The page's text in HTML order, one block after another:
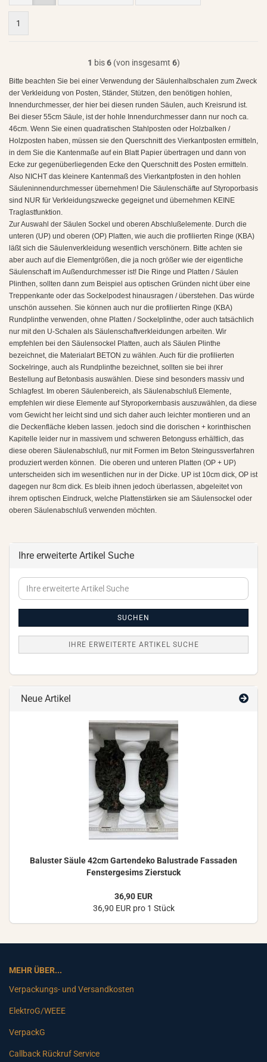
1
1 bis6(von insgesamt 6)
Bitte beachten Sie bei einer Verwendung der Säulenhalbschalen zum Zweck
der Verkleidung von Posten, Ständer, Stützen, den benötigen hohlen,
Innendurchmesser, der hier bei diesen runden Säulen, auch Kreisrund ist.
Bei dieser 55cm Säule, ist der hohle Innendurchmesser dann nur noch ca.
46cm. Wenn Sie einen quadratischen Stahlposten oder Holzbalken /
Holzposten haben, müssen sie den Querschnitt des Vierkantposten ermitteln,
in dem Sie die Kantenmaße auf ein Blatt Papier übertragen und dann von
Ecke zur gegenüberliegenden Ecke den Querschnitt des Posten ermitteln.
Also NICHT das kleinere Kantenmaß des Vierkantpfosten in den hohlen
Säuleninnendurchmesser übernehmen! Die Säulenschäfte auf Styroporbasis
sind NUR für Verkleidungszwecke gegeignet und übernehmen KEINE
Traglastfunktion.
Zur Auswahl der Säulen Sockel und oberen Abschlußelemente. Durch die
unteren (UP) und oberen (OP) Platten, wie auch die profilierten Ringe (KBA)
läßt sich die Säulenverkleidung wesentlich verschönern. Bitte achten sie
aber auch auf die Elementgrößen, die ja noch größer wie der eigentliche
Säulenschaft im Außendurchmesser ist! Die Ringe und Platten / Säulen
Plinthen, sollten dann zum Beispiel aus optischen Gründen nicht über eine
Treppenkante oder das Sockelpodest hinausragen / überstehen. Das würde
unschön aussehen. Sie können auch nur die profilierten Ringe (KBA)
Rundplinthe verwenden, ohne Platten / Sockelplinthe, oder auch tatsächlich
nur mit den U-Schalen als Säulenschaftverkleidungen arbeiten. Wir
empfehlen bei den Säulensockel Platten, auch als Säulen Plinthe
bezeichnet, die Materialart BETON zu wählen. Auch für die profilierten
Sockelringe, auch als Rundplinthe bezeichnet, sollten sie bei ihrer
Bestellung auf Betonbasis auswählen. Diese sind besonders massiv und
Schlagfest. Im oberen Säulenbereich, als Säulenabschluß Elemente,
empfehlen wir diese Elemente auf Styroporkernbasis auszuwählen, da diese
vom Gewicht her leicht sind und sich daher auch leichter montieren und an
die Deckenfläche kleben lassen. jedoch sind die dorischen + korinthischen
Kapitelle leider nur in massivem und schweren Betonguss erhältlich, das
diese oberen Säulenabschluß, nur mit Formen im Beton Steingussverfahren
produziert werden können. Die oberen und unteren Platten (OP + UP)
unterscheiden sich im wesentlichen nur in der Dicke. UP ist 10cm dick, OP ist
dagegen nur 8cm dick. Es bleib ihnen jedoch überlassen, abgeleitet von
ihrem optischen Eindruck, welche Plattenstärken sie am Säulensockel oder
oberen Säulenabschluß verwenden möchten.
Ihre erweiterte Artikel Suche
Ihre
erweiterte
Artikel
SUCHEN
IHRE ERWEITERTE ARTIKEL SUCHE
Neue Artikel
Ba­lus­ter Säule 42cm Gar­ten­de­ko Ba­lus­tra­de Fas­sa­den
Fens­ter­ge­sims Zier­stuck
36,90 EUR
36,90 EUR pro 1 Stück
MEHR ÜBER...
Verpackungs- und Versandkosten
ElektroG/WEEE
VerpackG
Callback Rückruf Service